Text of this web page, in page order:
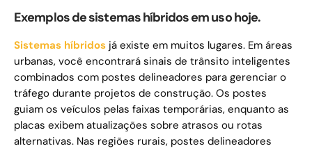
Exemplos de sistemas híbridos em uso hoje.
Sistemas híbridos já existe em muitos lugares. Em áreas
urbanas, você encontrará sinais de trânsito inteligentes
combinados com postes delineadores para gerenciar o
tráfego durante projetos de construção. Os postes
guiam os veículos pelas faixas temporárias, enquanto as
placas exibem atualizações sobre atrasos ou rotas
alternativas. Nas regiões rurais, postes delineadores